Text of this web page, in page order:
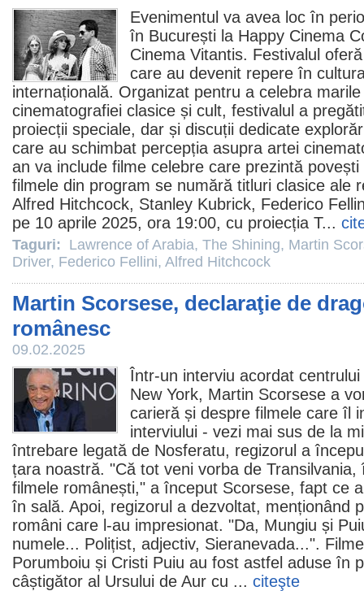
Evenimentul va avea loc în
în București la Happy Cinema
Cinema Vitantis. Festivalul
care au devenit repere în
internațională. Organizat pentru a celebra
cinematografiei clasice și cult, festivalul a
proiecții speciale, dar și discuții dedicate
care au schimbat percepția asupra artei
an va include filme celebre care prezintă
filmele din program se numără titluri clasice ale
Alfred Hitchcock, Stanley Kubrick, Federico
pe 10 aprile 2025, ora 19:00, cu proiecția T...
Taguri: Lawrence of Arabia, The Shining, Martin
Driver, Federico Fellini, Alfred Hitchcock
Martin Scorsese, declaraţie de
românesc
09.02.2025
Într-un interviu acordat
New York, Martin Scorsese a
carieră și despre filmele care îl
interviului - vezi mai sus de la
întrebare legată de Nosferatu, regizorul a
țara noastră. "Că tot veni vorba de
filmele românești," a început Scorsese, fapt ce
în sală. Apoi, regizorul a dezvoltat, menționând
români care l-au impresionat. "Da, Mungiu și
numele... Polițist, adjectiv, Sieranevada...".
Porumboiu și Cristi Puiu au fost astfel aduse în
câștigător al Ursului de Aur cu ... citeşte